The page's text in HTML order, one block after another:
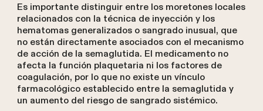
Es importante distinguir entre los moretones locales
relacionados con la técnica de inyección y los
hematomas generalizados o sangrado inusual, que
no están directamente asociados con el mecanismo
de acción de la semaglutida. El medicamento no
afecta la función plaquetaria ni los factores de
coagulación, por lo que no existe un vínculo
farmacológico establecido entre la semaglutida y
un aumento del riesgo de sangrado sistémico.